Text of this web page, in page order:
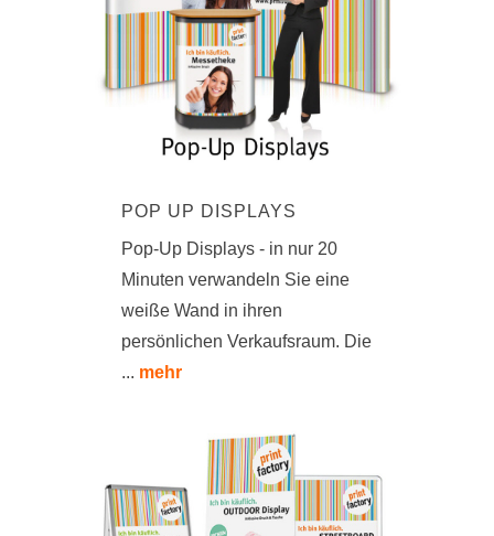
POP UP DISPLAYS
Pop-Up Displays - in nur 20
Minuten verwandeln Sie eine
weiße Wand in ihren
persönlichen Verkaufsraum. Die
... mehr